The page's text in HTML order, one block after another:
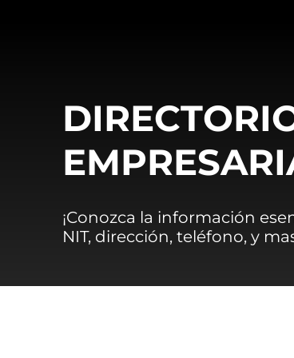
¡Conozca la información
NIT, dirección, teléfono, y